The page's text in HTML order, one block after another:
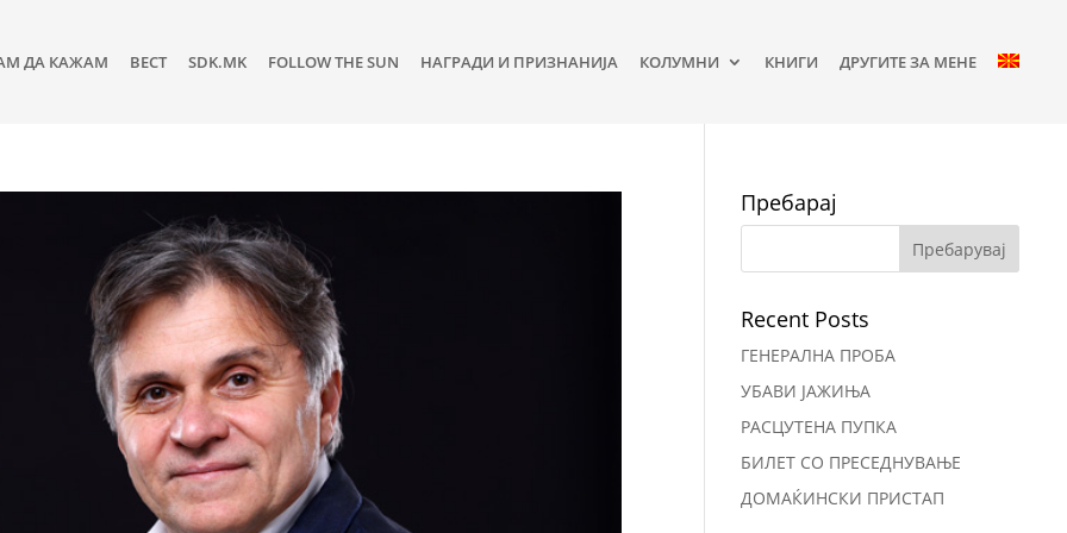
ДА КАЖАМ ВЕСТ SDK.MK FOLLOW THE SUN НАГРАДИ И ПРИЗНАНИЈА КОЛУМНИ КНИГИ ДРУГИТЕ ЗА МЕНЕ
Пребарај
Recent Posts
ГЕНЕРАЛНА ПРОБА
УБАВИ ЈАЖИЊА
РАСЦУТЕНА ПУПКА
БИЛЕТ СО ПРЕСЕДНУВАЊЕ
ДОМАЌИНСКИ ПРИСТАП